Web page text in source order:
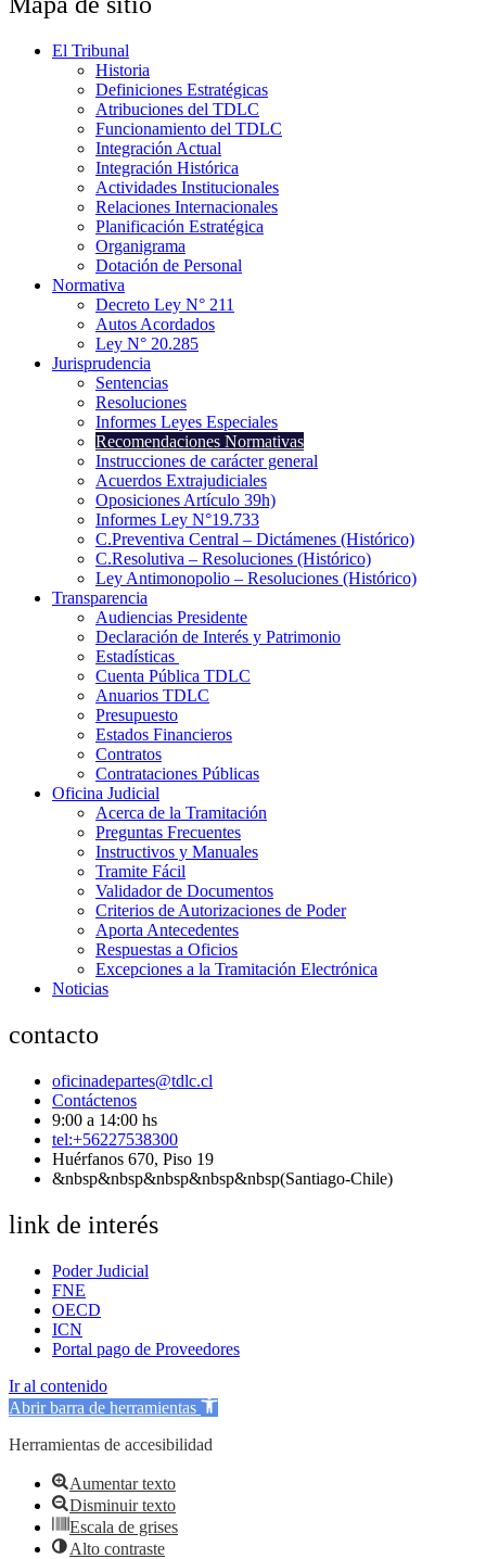
El Tribunal
Historia
Definiciones Estratégicas
Atribuciones del TDLC
Funcionamiento del TDLC
Integración Actual
Integración Histórica
Actividades Institucionales
Relaciones Internacionales
Planificación Estratégica
Organigrama
Dotación de Personal
Normativa
Decreto Ley N° 211
Autos Acordados
Ley N° 20.285
Jurisprudencia
Sentencias
Resoluciones
Informes Leyes Especiales
Recomendaciones Normativas
Instrucciones de carácter general
Acuerdos Extrajudiciales
Oposiciones Artículo 39h)
Informes Ley N°19.733
C.Preventiva Central – Dictámenes (Histórico)
C.Resolutiva – Resoluciones (Histórico)
Ley Antimonopolio – Resoluciones (Histórico)
Transparencia
Audiencias Presidente
Declaración de Interés y Patrimonio
Estadísticas
Cuenta Pública TDLC
Anuarios TDLC
Presupuesto
Estados Financieros
Contratos
Contrataciones Públicas
Oficina Judicial
Acerca de la Tramitación
Preguntas Frecuentes
Instructivos y Manuales
Tramite Fácil
Validador de Documentos
Criterios de Autorizaciones de Poder
Aporta Antecedentes
Respuestas a Oficios
Excepciones a la Tramitación Electrónica
Noticias
contacto
oficinadepartes@tdlc.cl
Contáctenos
9:00 a 14:00 hs
tel:+56227538300
Huérfanos 670, Piso 19
&nbsp&nbsp&nbsp&nbsp&nbsp(Santiago-Chile)
link de interés
Poder Judicial
FNE
OECD
ICN
Portal pago de Proveedores
Ir al contenido
Abrir barra de herramientas
Herramientas de accesibilidad
Aumentar texto
Disminuir texto
Escala de grises
Alto contraste